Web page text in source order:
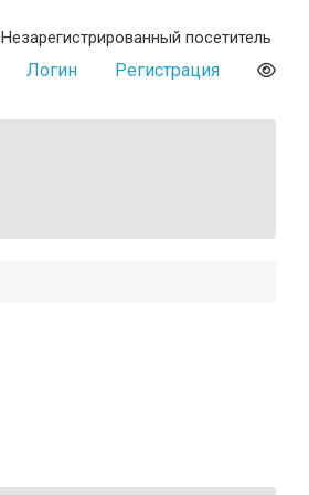
Незарегистрированный посетитель
Логин Регистрация